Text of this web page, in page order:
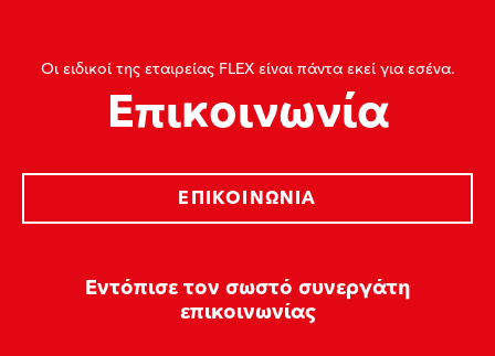
Οι ειδικοί της εταιρείας FLEX είναι πάντα εκεί για εσένα.
Επικοινωνία
Εντόπισε τον σωστό συνεργάτη
επικοινωνίας
ΕΠΙΚΟΙΝΩΝΊΑ